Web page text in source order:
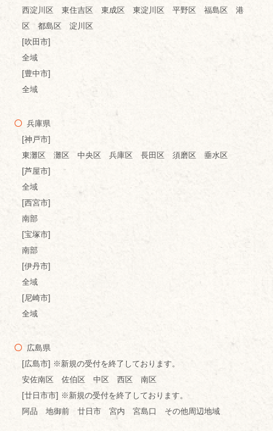
西淀川区 東住吉区 東成区 東淀川区 平野区 福島区 港
区 都島区 淀川区
[吹田市]
全域
[豊中市]
全域
兵庫県
[神戸市]
東灘区 灘区 中央区 兵庫区 長田区 須磨区 垂水区
[芦屋市]
全域
[西宮市]
南部
[宝塚市]
南部
[伊丹市]
全域
[尼崎市]
全域
広島県
[広島市] ※新規の受付を終了しております。
安佐南区 佐伯区 中区 西区 南区
[廿日市市] ※新規の受付を終了しております。
阿品 地御前 廿日市 宮内 宮島口 その他周辺地域